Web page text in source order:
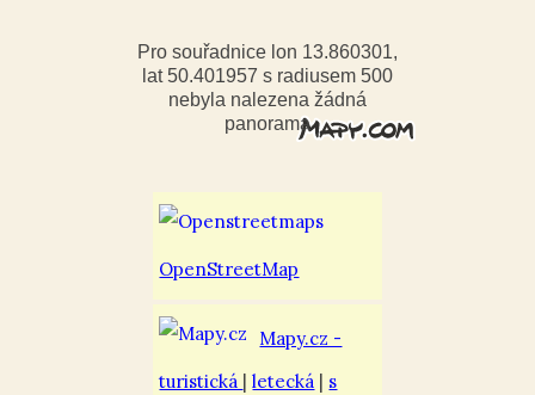
Pro souřadnice lon 13.860301,
lat 50.401957 s radiusem 500
nebyla nalezena žádná
panorama
OpenStreetMap
Mapy.cz -
turistická |letecká | s